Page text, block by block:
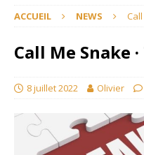
ACCUEIL NEWS
Call Me Snake
8 juillet 2022 Olivier